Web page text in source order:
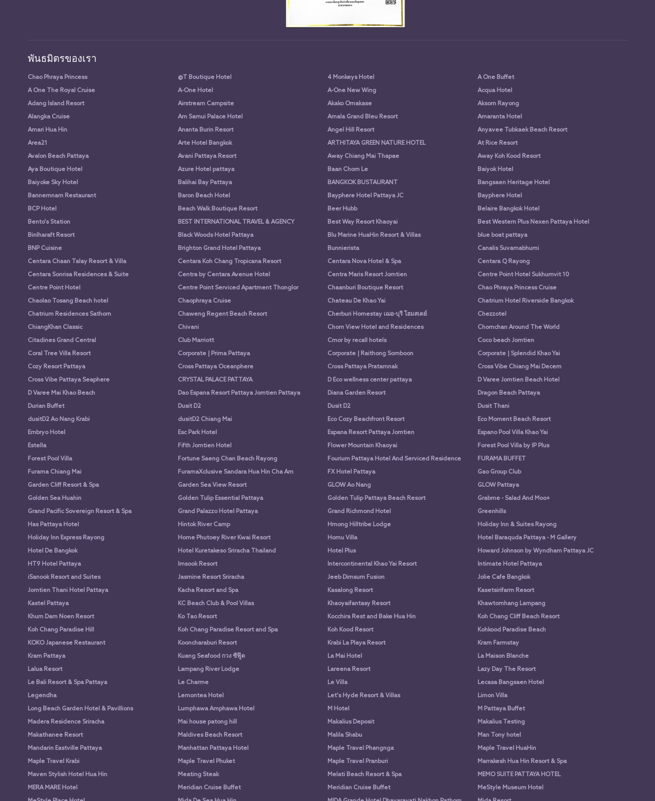
พันธมิตรของเรา
Chao Phraya Princess @T Boutique Hotel 4 Monkeys Hotel
A One Buffet
A One The Royal Cruise
A-One Hotel A-One New Wing
Acqua Hotel
Adang Island Resort
Airstream Campsite Akako Omakase
Aksorn Rayong
Alangka Cruise
Am Samui Palace Hotel Amala Grand Bleu Resort
Amaranta Hotel
Amari Hua Hin
Ananta Burin Resort Angel Hill Resort
Anyavee Tubkaek Beach Resort
Area21
Arte Hotel Bangkok ARTHITAYA GREEN NATURE HOTEL
At Rice Resort
Avalon Beach Pattaya
Avani Pattaya Resort Away Chiang Mai Thapae
Away Koh Kood Resort
Aya Boutique Hotel
Azure Hotel pattaya Baan Chom Le
Baiyok Hotel
Baiyoke Sky Hotel
Balihai Bay Pattaya BANGKOK BUSTAURANT
Bangsaen Heritage Hotel
Bannernnam Restaurant
Baron Beach Hotel Bayphere Hotel Pattaya JC
Bayphere Hotel
BCP Hotel
Beach Walk Boutique Resort Beer Hubb
Belaire Bangkok Hotel
Bento's Station
BEST INTERNATIONAL TRAVEL & AGENCY Best Way Resort Khaoyai
Best Western Plus Nexen Pattaya Hotel
Binlharaft Resort
Black Woods Hotel Pattaya Blu Marine HuaHin Resort & Villas
blue boat pattaya
BNP Cuisine
Brighton Grand Hotel Pattaya Bunnierista
Canalis Suvarnabhumi
Centara Chaan Talay Resort & Villa
Centara Koh Chang Tropicana Resort Centara Nova Hotel & Spa
Centara Q Rayong
Centara Sonrisa Residences & Suite
Centra by Centara Avenue Hotel Centra Maris Resort Jomtien
Centre Point Hotel Sukhumvit 10
Centre Point Hotel
Centre Point Serviced Apartment Thonglor Chaanburi Boutique Resort
Chao Phraya Princess Cruise
Chaolao Tosang Beach hotel
Chaophraya Cruise Chateau De Khao Yai
Chatrium Hotel Riverside Bangkok
Chatrium Residences Sathorn
Chaweng Regent Beach Resort Cherburi Homestay เฌอ-บุรี โฮมสเตย์
Chezzotel
ChiangKhan Classic
Chivani Chom View Hotel and Residences
Chomchan Around The World
Citadines Grand Central
Club Marriott Cmor by recall hotels
Coco beach Jomtien
Coral Tree Villa Resort
Corporate | Prima Pattaya Corporate | Raithong Somboon
Corporate | Splendid Khao Yai
Cozy Resort Pattaya
Cross Pattaya Oceanphere Cross Pattaya Pratamnak
Cross Vibe Chiang Mai Decem
Cross Vibe Pattaya Seaphere
CRYSTAL PALACE PATTAYA D Eco wellness center pattaya
D Varee Jomtien Beach Hotel
D Varee Mai Khao Beach
Dao Espana Resort Pattaya Jomtien Pattaya Diana Garden Resort
Dragon Beach Pattaya
Durian Buffet
Dusit D2 Dusit D2
Dusit Thani
dusitD2 Ao Nang Krabi
dusitD2 Chiang Mai Eco Cozy Beachfront Resort
Eco Moment Beach Resort
Embryo Hotel
Esc Park Hotel Espana Resort Pattaya Jomtien
Espano Pool Villa Khao Yai
Estella
Fifth Jomtien Hotel Flower Mountain Khaoyai
Forest Pool Villa by IP Plus
Forest Pool Villa
Fortune Saeng Chan Beach Rayong Fourium Pattaya Hotel And Serviced Residence
FURAMA BUFFET
Furama Chiang Mai
FuramaXclusive Sandara Hua Hin Cha Am FX Hotel Pattaya
Gao Group Club
Garden Cliff Resort & Spa
Garden Sea View Resort GLOW Ao Nang
GLOW Pattaya
Golden Sea Huahin
Golden Tulip Essential Pattaya Golden Tulip Pattaya Beach Resort
Grabme - Salad And Moo+
Grand Pacific Sovereign Resort & Spa
Grand Palazzo Hotel Pattaya Grand Richmond Hotel
Greenhills
Has Pattaya Hotel
Hintok River Camp Hmong Hilltribe Lodge
Holiday Inn & Suites Rayong
Holiday Inn Express Rayong
Home Phutoey River Kwai Resort Homu Villa
Hotel Baraquda Pattaya - M Gallery
Hotel De Bangkok
Hotel Kuretakeso Sriracha Thailand Hotel Plus
Howard Johnson by Wyndham Pattaya JC
HT9 Hotel Pattaya
Imsook Resort Intercontinental Khao Yai Resort
Intimate Hotel Pattaya
iSanook Resort and Suites
Jasmine Resort Sriracha Jeeb Dimsum Fusion
Jolie Cafe Bangkok
Jomtien Thani Hotel Pattaya
Kacha Resort and Spa Kasalong Resort
Kasetsirifarm Resort
Kastel Pattaya
KC Beach Club & Pool Villas Khaoyaifantasy Resort
Khawtomhang Lampang
Khum Dam Noen Resort
Ko Tao Resort Kocchira Rest and Bake Hua Hin
Koh Chang Cliff Beach Resort
Koh Chang Paradise Hill
Koh Chang Paradise Resort and Spa Koh Kood Resort
Kohkood Paradise Beach
KOKO Japanese Restaurant
Kooncharaburi Resort Krabi La Playa Resort
Kram Farmstay
Kram Pattaya
Kuang Seafood กวง ซีฟู๊ด La Mai Hotel
La Maison Blanche
Lalua Resort
Lampang River Lodge Lareena Resort
Lazy Day The Resort
Le Bali Resort & Spa Pattaya
Le Charme Le Villa
Lecasa Bangsaen Hotel
Legendha
Lemontea Hotel Let's Hyde Resort & Villas
Limon Villa
Long Beach Garden Hotel & Pavillions
Lumphawa Amphawa Hotel M Hotel
M Pattaya Buffet
Madera Residence Sriracha
Mai house patong hill Makalius Deposit
Makalius Testing
Makathanee Resort
Maldives Beach Resort Malila Shabu
Man Tony hotel
Mandarin Eastville Pattaya
Manhattan Pattaya Hotel Maple Travel Phangnga
Maple Travel HuaHin
Maple Travel Krabi
Maple Travel Phuket Maple Travel Pranburi
Marrakesh Hua Hin Resort & Spa
Maven Stylish Hotel Hua Hin
Meating Steak Melati Beach Resort & Spa
MEMO SUITE PATTAYA HOTEL
MERA MARE Hotel
Meridian Cruise Buffet Meridian Cruise Buffet
MeStyle Museum Hotel